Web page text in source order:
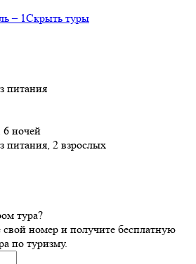
– 1Скрыть туры
питания
6 ночей
питания, 2 взрослых
тура?
номер и получите бесплатную
по туризму.